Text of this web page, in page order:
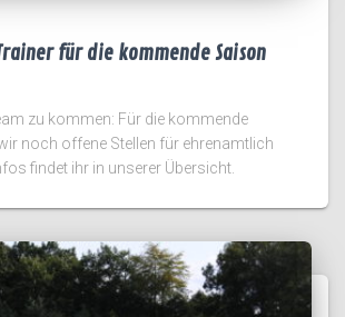
für die kommende Saison
zu kommen: Für die kommende
noch offene Stellen für ehrenamtlich
findet ihr in unserer Übersicht.